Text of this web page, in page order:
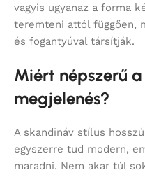
vagyis ugyanaz a forma
teremteni attól függően,
és fogantyúval társítják.
Miért népszerű
megjelenés?
A skandináv stílus
egyszerre tud modern,
maradni. Nem akar túl